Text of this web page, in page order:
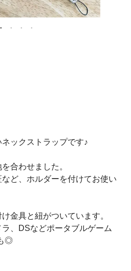
ックストラップです♪
合わせました。
など、ホルダーを付けてお使い
金具と紐がついています。
、DSなどポータブルゲーム
◎